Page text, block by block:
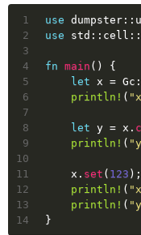
1
2
3
4
5
6
7
8
9
10
11
12
13
14
use
use
fn main () {
let x =
println! (
let y = x.
println! (
    x.
set ( 123 );
println! (
println! (
}